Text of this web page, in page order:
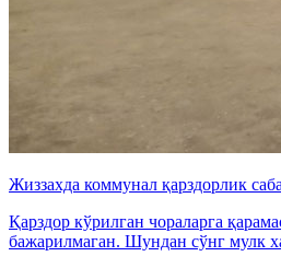
Жиззахда коммунал қарздорлик
Қарздор кўрилган чораларга
бажарилмаган. Шундан сўнг мулк